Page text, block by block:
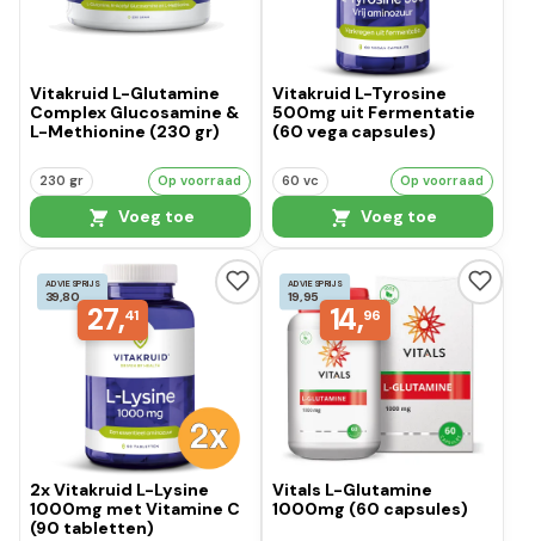
Vitakruid L-Glutamine
Complex Glucosamine &
L-Methionine (230 gr)
230 gr Op voorraad
Voeg toe
Vitakruid L-Tyrosine
500mg uit Fermentatie
(60 vega capsules)
60 vc Op voorraad
Voeg toe
ADVIESPRIJS
39,80
27,41
2x Vitakruid L-Lysine
1000mg met Vitamine C
(90 tabletten)
ADVIESPRIJS
19,95
14,96
Vitals L-Glutamine
1000mg (60 capsules)